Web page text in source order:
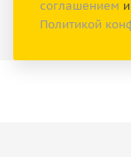
соглашением
Политикой